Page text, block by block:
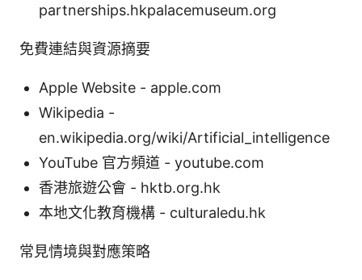
partnerships.hkpalacemuseum.org
免費連結與資源摘要
Apple Website - apple.com
Wikipedia -
en.wikipedia.org/wiki/Artificial_intelligence
YouTube 官方頻道 - youtube.com
香港旅遊公會 - hktb.org.hk
本地文化教育機構 - culturaledu.hk
常見情境與對應策略